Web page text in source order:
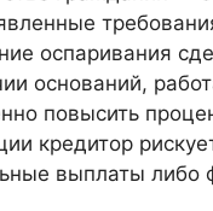
оспаривания
оснований,
повысить
кредитор
выплаты либо